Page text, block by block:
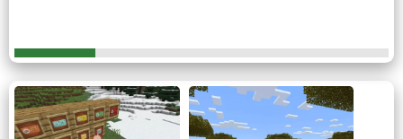
склянок, а не копать в шахте, что здорово разнообразит
геймплей.
Не все элементы можно создать химически.